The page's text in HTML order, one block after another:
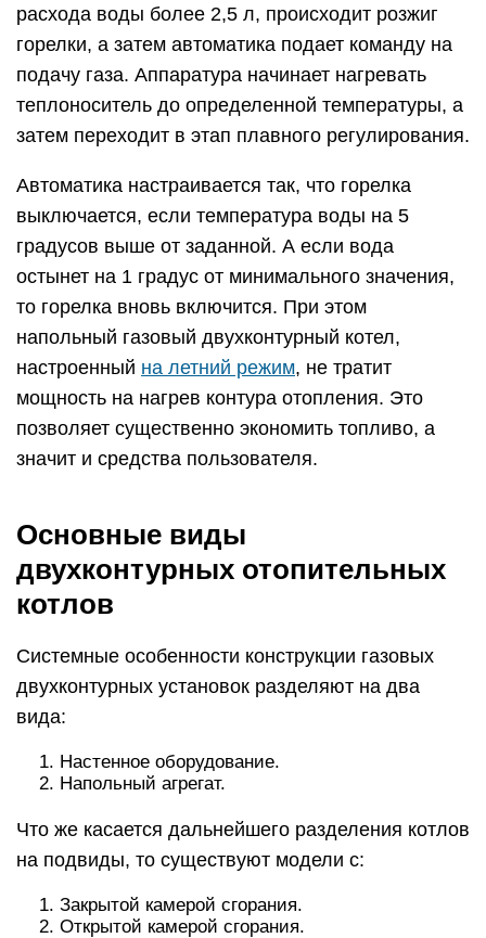
расхода воды более 2,5 л, происходит розжиг
горелки, а затем автоматика подает команду на
подачу газа. Аппаратура начинает нагревать
теплоноситель до определенной температуры, а
затем переходит в этап плавного регулирования.
Автоматика настраивается так, что горелка
выключается, если температура воды на 5
градусов выше от заданной. А если вода
остынет на 1 градус от минимального значения,
то горелка вновь включится. При этом
напольный газовый двухконтурный котел,
настроенный на летний режим, не тратит
мощность на нагрев контура отопления. Это
позволяет существенно экономить топливо, а
значит и средства пользователя.
Основные виды
двухконтурных отопительных
котлов
Системные особенности конструкции газовых
двухконтурных установок разделяют на два
вида:
Настенное оборудование.
Напольный агрегат.
Что же касается дальнейшего разделения котлов
на подвиды, то существуют модели с:
Закрытой камерой сгорания.
Открытой камерой сгорания.